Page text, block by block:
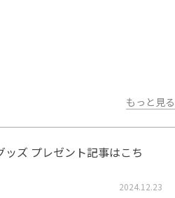
もっと見る
ッズ プレゼント記事はこち
2024.12.23